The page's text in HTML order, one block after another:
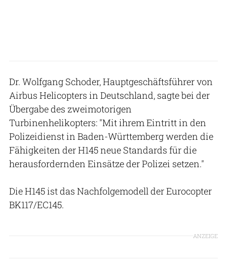
Dr. Wolfgang Schoder, Hauptgeschäftsführer von
Airbus Helicopters in Deutschland, sagte bei der
Übergabe des zweimotorigen
Turbinenhelikopters: "Mit ihrem Eintritt in den
Polizeidienst in Baden-Württemberg werden die
Fähigkeiten der H145 neue Standards für die
herausfordernden Einsätze der Polizei setzen."
Die H145 ist das Nachfolgemodell der Eurocopter
BK117/EC145.
ANZEIGE